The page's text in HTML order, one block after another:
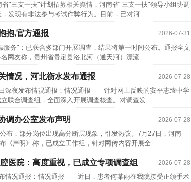
三支一扶"计划招募相关舆情，河南省"三支一扶"领导小组协调
发现有非法参与考试作弊行为。目前，已对河..
2026-07-31
抱,官方通报
务"：已联合多部门开展调查，结果将第一时间公布。通报全文
友称，贵州省贵定县洛北河（通天河）漂流..
2026-07-28
情况，河北衡水发布通报
夜发布情况通报：情况通报 针对网上反映的安平志臻中学
联合调查组，全面深入开展调查核查。对调查发..
2026-07-28
调办公室发布声明
，部分岗位出现高分断层现象，引发热议。7月27日，河南
《声明》称，已成立工作组，针对网传内容开展全..
2026-07-28
医院：高度重视，已成立专项调查组
况通报：情况通报 近日，患者何某雨在我院接受正颌手术